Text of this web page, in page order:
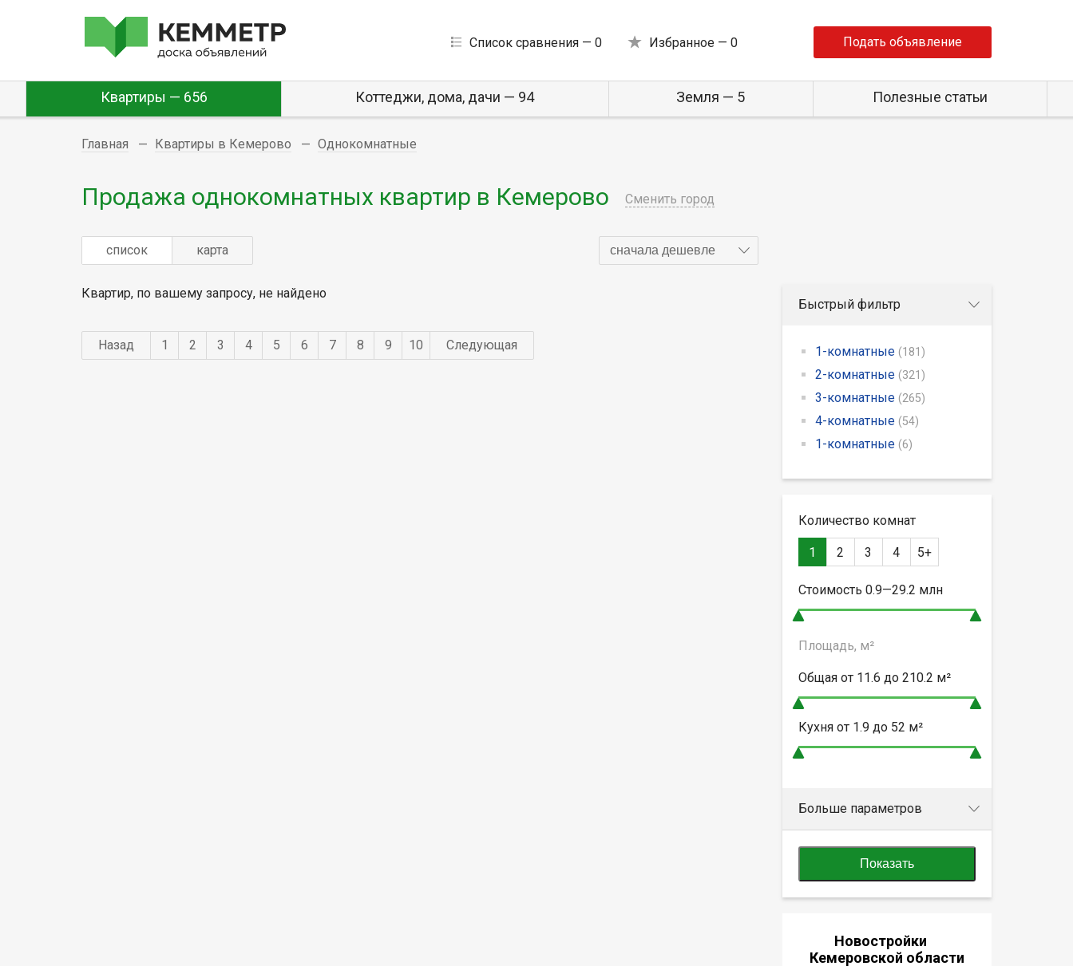
Список сравнения — 0 Избранное — 0 Подать объявление
Квартиры — 656 Коттеджи, дома, дачи — 94 Земля — 5 Полезные статьи
Главная Квартиры в Кемерово Однокомнатные
Продажа однокомнатных квартир в Кемерово Сменить город
список карта сначала дешевле
Квартир, по вашему запросу, не найдено
Назад 1 2 3 4 5 6 7 8 9 10 Следующая
Быстрый фильтр
1-комнатные (181)
2-комнатные (321)
3-комнатные (265)
4-комнатные (54)
1-комнатные (6)
Количество комнат
1 2 3 4 5+
Стоимость 0.9—29.2 млн
Площадь, м²
Общая от 11.6 до 210.2 м²
Кухня от 1.9 до 52 м²
Больше параметров
Показать
Новостройки
Кемеровской области